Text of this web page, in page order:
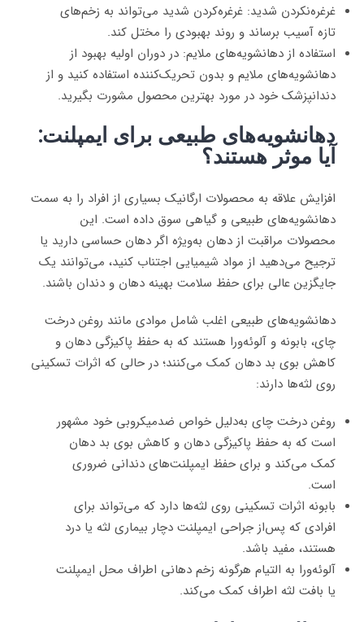
غرغره‌نکردن شدید: غرغره‌کردن شدید می‌تواند به زخم‌های
تازه آسیب برساند و روند بهبودی را مختل کند.
استفاده از دهانشویه‌های ملایم: در دوران اولیه بهبود از
دهانشویه‌های ملایم و بدون تحریک‌کننده استفاده کنید و از
دندانپزشک خود در مورد بهترین محصول مشورت بگیرید.
دهانشویه‌های طبیعی برای ایمپلنت:
آیا موثر هستند؟
افزایش علاقه به محصولات ارگانیک بسیاری از افراد را به سمت
دهانشویه‌های طبیعی و گیاهی سوق داده است. این
محصولات مراقبت از دهان به‌ویژه اگر دهان حساسی دارید یا
ترجیح می‌دهید از مواد شیمیایی اجتناب کنید، می‌توانند یک
جایگزین عالی برای حفظ سلامت بهینه دهان و دندان باشند.
دهانشویه‌های طبیعی اغلب شامل موادی مانند روغن درخت
چای، بابونه و آلوئه‌ورا هستند که به حفظ پاکیزگی دهان و
کاهش بوی بد دهان کمک می‌کنند؛ در حالی که اثرات تسکینی
روی لثه‌ها دارند:
روغن درخت چای به‌دلیل خواص ضدمیکروبی خود مشهور
است که به حفظ پاکیزگی دهان و کاهش بوی بد دهان
کمک می‌کند و برای حفظ ایمپلنت‌های دندانی ضروری
است.
بابونه اثرات تسکینی روی لثه‌ها دارد که می‌تواند برای
افرادی که پس‌از جراحی ایمپلنت دچار بیماری لثه یا درد
هستند، مفید باشد.
آلوئه‌ورا به التیام هرگونه زخم دهانی اطراف محل ایمپلنت
یا بافت لثه اطراف کمک می‌کند.